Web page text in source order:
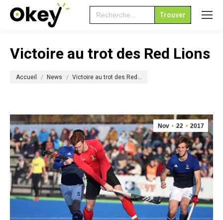
Search
for:
Victoire au trot des Red Lions
Accueil News Victoire au trot des Red…
Nov 22 2017